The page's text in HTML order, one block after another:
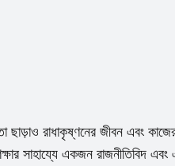
রাধাকৃষ্ণনের জীবন এবং
সাহায্যে একজন রাজনীতিবিদ এবং